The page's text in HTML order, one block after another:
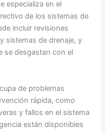
especializa en el
de los sistemas de
incluir revisiones
sistemas de drenaje, y
se desgastan con el
de problemas
rápida, como
y fallos en el sistema
están disponibles